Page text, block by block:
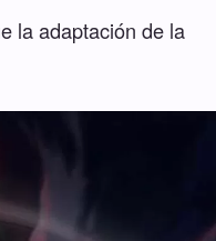
la adaptación de la